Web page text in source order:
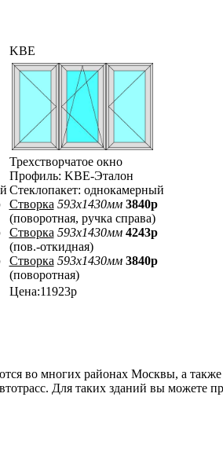
KBE
Трехстворчатое окно
Профиль: KBE-Эталон
Стеклопакет: однокамерный
Створка 593x1430мм 3840р
(поворотная, ручка справа)
Створка 593x1430мм 4243р
(пов.-откидная)
Створка 593x1430мм 3840р
(поворотная)
Цена:11923р
во многих районах Москвы, а
Для таких зданий вы можете